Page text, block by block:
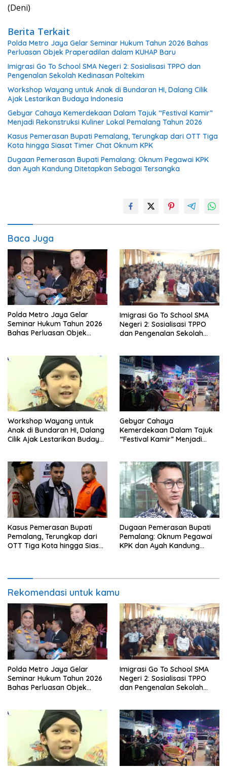
(Deni)
Berita Terkait
Polda Metro Jaya Gelar Seminar Hukum Tahun 2026 Bahas
Perluasan Objek Praperadilan dalam KUHAP Baru
Imigrasi Go To School SMA Negeri 2: Sosialisasi TPPO dan
Pengenalan Sekolah Kedinasan Poltekim
Workshop Wayang untuk Anak di Bundaran HI, Dalang Cilik
Ajak Lestarikan Budaya Indonesia
Gebyar Cahaya Kemerdekaan Dalam Tajuk “Festival Kamir”
Menjadi Rekonstruksi Kuliner Lokal Pemalang Tahun 2026
Kasus Pemerasan Bupati Pemalang, Terungkap dari OTT Tiga
Kota hingga Siasat Timer Chat Oknum KPK
Dugaan Pemerasan Bupati Pemalang: Oknum Pegawai KPK
dan Ayah Kandung Ditetapkan Sebagai Tersangka
Baca Juga
Polda Metro Jaya Gelar
Seminar Hukum Tahun 2026
Bahas Perluasan Objek
Imigrasi Go To School SMA
Negeri 2: Sosialisasi TPPO
dan Pengenalan Sekolah
Workshop Wayang untuk
Anak di Bundaran HI, Dalang
Cilik Ajak Lestarikan Budaya
Gebyar Cahaya
Kemerdekaan Dalam Tajuk
“Festival Kamir” Menjadi
Kasus Pemerasan Bupati
Pemalang, Terungkap dari
OTT Tiga Kota hingga Siasat
Dugaan Pemerasan Bupati
Pemalang: Oknum Pegawai
KPK dan Ayah Kandung
Rekomendasi untuk kamu
Polda Metro Jaya Gelar
Seminar Hukum Tahun 2026
Bahas Perluasan Objek
Imigrasi Go To School SMA
Negeri 2: Sosialisasi TPPO
dan Pengenalan Sekolah